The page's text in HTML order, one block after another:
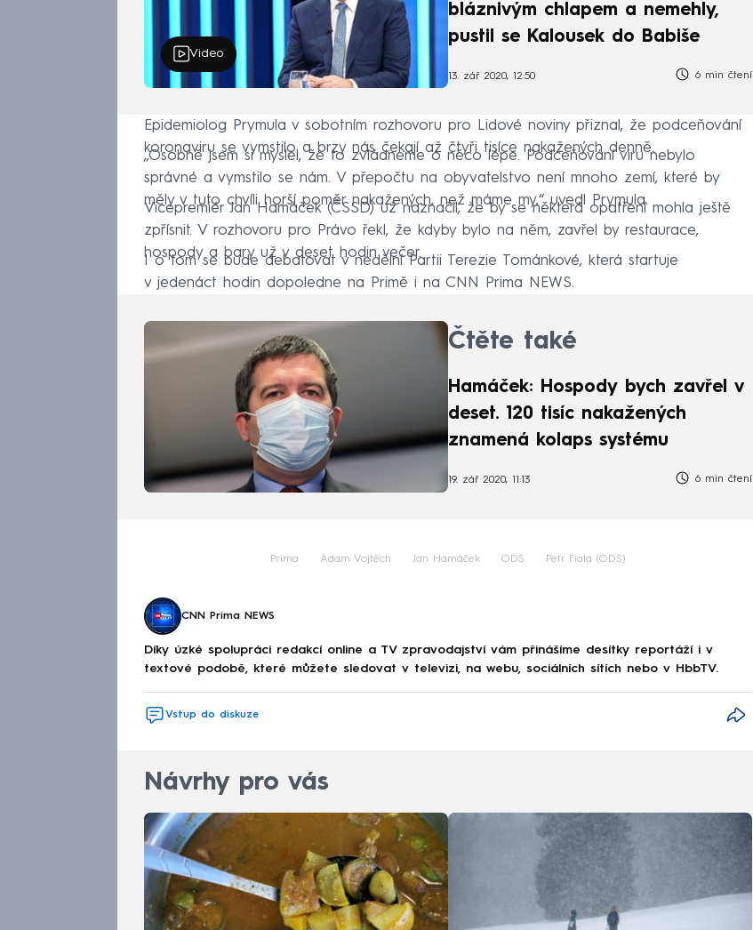
Video
bláznivým chlapem a nemehly,
pustil se Kalousek do Babiše
13. zář 2020, 12:50 6 min čtení
Epidemiolog Prymula v sobotním rozhovoru pro Lidové noviny přiznal, že podceňování
koronaviru se vymstilo a brzy nás čekají až čtyři tisíce nakažených denně.
„Osobně jsem si myslel, že to zvládneme o něco lépe. Podceňování viru nebylo
správné a vymstilo se nám. V přepočtu na obyvatelstvo není mnoho zemí, které by
měly v tuto chvíli horší poměr nakažených, než máme my,“ uvedl Prymula.
Vicepremiér Jan Hamáček (ČSSD) už naznačil, že by se některá opatření mohla ještě
zpřísnit. V rozhovoru pro Právo řekl, že kdyby bylo na něm, zavřel by restaurace,
hospody a bary už v deset hodin večer.
I o tom se bude debatovat v nedělní Partii Terezie Tománkové, která startuje
v jedenáct hodin dopoledne na Primě i na CNN Prima NEWS.
Čtěte také
Hamáček: Hospody bych zavřel v
deset. 120 tisíc nakažených
znamená kolaps systému
19. zář 2020, 11:13 6 min čtení
Prima Adam Vojtěch Jan Hamáček ODS Petr Fiala (ODS)
CNN Prima NEWS
Díky úzké spolupráci redakcí online a TV zpravodajství vám přinášíme desítky reportáží i v
textové podobě, které můžete sledovat v televizi, na webu, sociálních sítích nebo v HbbTV.
Vstup do diskuze
Návrhy pro vás